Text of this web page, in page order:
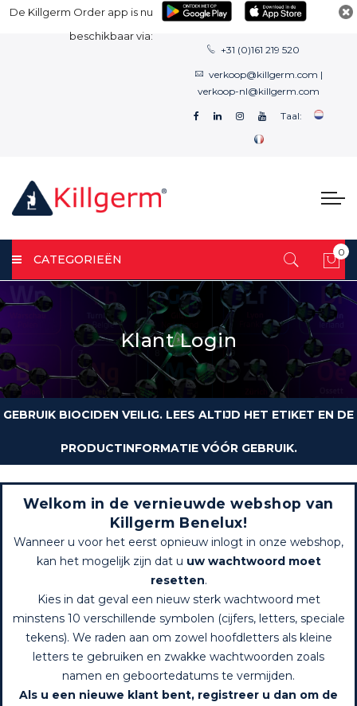
De Killgerm Order app is nu
beschikbaar via:
+31 (0)161 219 520
verkoop@killgerm.com |
verkoop-nl@killgerm.com
Taal:
CATEGORIEËN
0
Klant Login
GEBRUIK BIOCIDEN VEILIG. LEES ALTIJD HET ETIKET EN DE
PRODUCTINFORMATIE VÓÓR GEBRUIK.
Welkom in de vernieuwde webshop van
Killgerm Benelux!
Wanneer u voor het eerst opnieuw inlogt in onze webshop,
kan het mogelijk zijn dat u uw wachtwoord moet
resetten.
Kies in dat geval een nieuw sterk wachtwoord met
minstens 10 verschillende symbolen (cijfers, letters, speciale
tekens). We raden aan om zowel hoofdletters als kleine
letters te gebruiken en zwakke wachtwoorden zoals
namen en geboortedatums te vermijden.
Als u een nieuwe klant bent, registreer u dan om de